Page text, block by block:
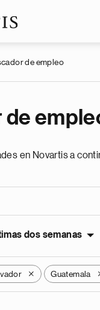
de empleo
de
en Novartis a
dos semanas
X Guatemala